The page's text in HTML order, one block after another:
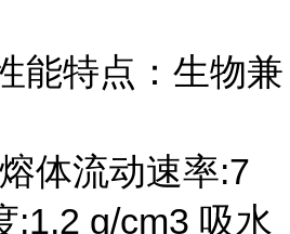
能特点：生物兼
体流动速率:7
:1.2 g/cm3 吸水